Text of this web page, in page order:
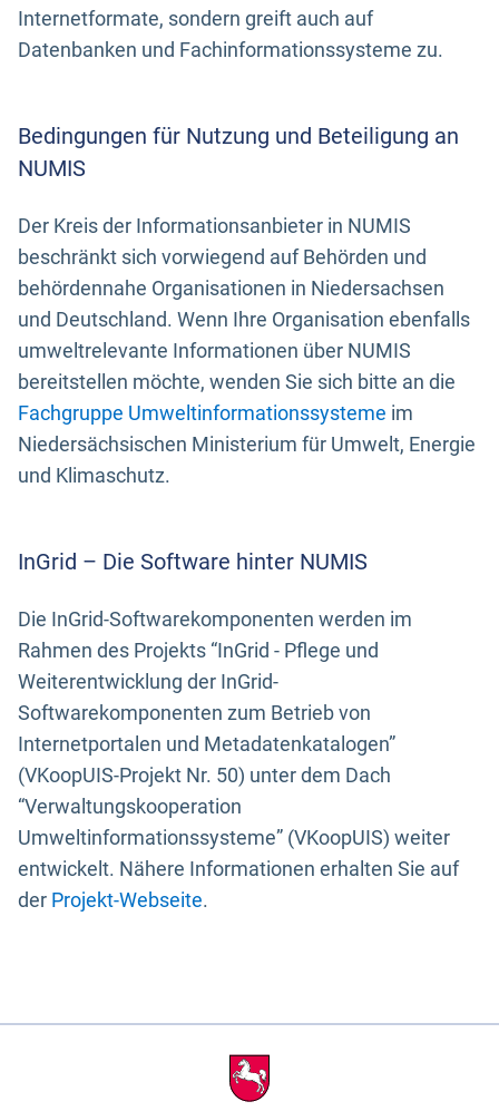
Internetformate, sondern greift auch auf
Datenbanken und Fachinformationssysteme zu.
Bedingungen für Nutzung und Beteiligung an
NUMIS
Der Kreis der Informationsanbieter in NUMIS
beschränkt sich vorwiegend auf Behörden und
behördennahe Organisationen in Niedersachsen
und Deutschland. Wenn Ihre Organisation ebenfalls
umweltrelevante Informationen über NUMIS
bereitstellen möchte, wenden Sie sich bitte an die
Fachgruppe Umweltinformationssysteme im
Niedersächsischen Ministerium für Umwelt, Energie
und Klimaschutz.
InGrid – Die Software hinter NUMIS
Die InGrid-Softwarekomponenten werden im
Rahmen des Projekts “InGrid - Pflege und
Weiterentwicklung der InGrid-
Softwarekomponenten zum Betrieb von
Internetportalen und Metadatenkatalogen”
(VKoopUIS-Projekt Nr. 50) unter dem Dach
“Verwaltungskooperation
Umweltinformationssysteme” (VKoopUIS) weiter
entwickelt. Nähere Informationen erhalten Sie auf
der Projekt-Webseite.